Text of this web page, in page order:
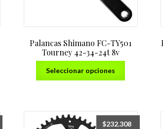
del
producto
Palancas Shimano FC-TY501
Tourney 42-34-24t 8v
Seleccionar opciones
$232.308